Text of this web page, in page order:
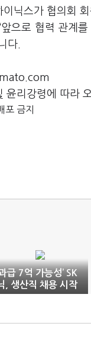
이닉스가 협의회
으로 협력 관계
다.
리강령에 따라
금지
급 7억 가능성’ SK
, 생산직 채용 시작